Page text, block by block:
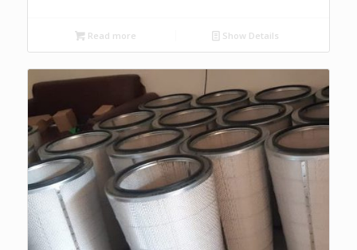
Read more Show Details